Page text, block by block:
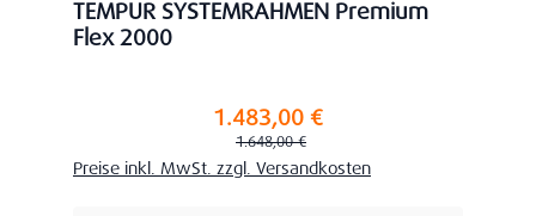
TEMPUR SYSTEMRAHMEN Premium
Flex 2000
Verkaufspreis:1.483,00 €
Regulärer Preis:
1.648,00 €
Preise inkl. MwSt. zzgl. Versandkosten